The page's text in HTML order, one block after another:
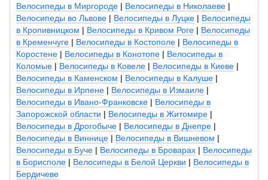
Велосипеды в Миргороде | Велосипеды в Николаеве |
Велосипеды во Львове | Велосипеды в Луцке | Велосипеды
в Кропивницком | Велосипеды в Кривом Роге | Велосипеды
в Кременчуге | Велосипеды в Костополе | Велосипеды в
Коростене | Велосипеды в Конотопе | Велосипеды в
Коломые | Велосипеды в Ковеле | Велосипеды в Киеве |
Велосипеды в Каменском | Велосипеды в Калуше |
Велосипеды в Ирпене | Велосипеды в Измаиле |
Велосипеды в Ивано-Франковске | Велосипеды в
Запорожской области | Велосипеды в Житомире |
Велосипеды в Дрогобыче | Велосипеды в Днепре |
Велосипеды в Виннице | Велосипеды в Вишневом |
Велосипеды в Буче | Велосипеды в Броварах | Велосипеды
в Борисполе | Велосипеды в Белой Церкви | Велосипеды в
Бердичеве